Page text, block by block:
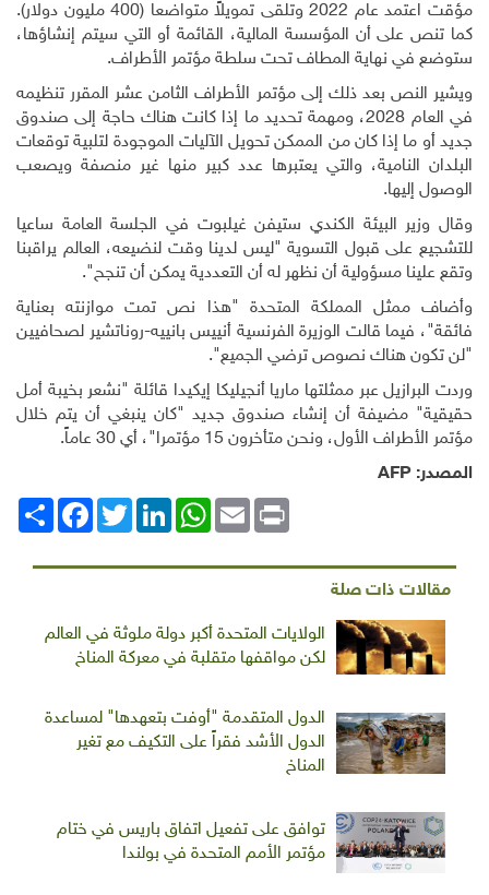
مؤقت اعتمد عام 2022 وتلقى تمويلاً متواضعا (400 مليون دولار).
كما تنص على أن المؤسسة المالية، القائمة أو التي سيتم إنشاؤها،
ستوضع في نهاية المطاف تحت سلطة مؤتمر الأطراف.
ويشير النص بعد ذلك إلى مؤتمر الأطراف الثامن عشر المقرر تنظيمه
في العام 2028، ومهمة تحديد ما إذا كانت هناك حاجة إلى صندوق
جديد أو ما إذا كان من الممكن تحويل الآليات الموجودة لتلبية توقعات
البلدان النامية، والتي يعتبرها عدد كبير منها غير منصفة ويصعب
الوصول إليها.
وقال وزير البيئة الكندي ستيفن غيلبوت في الجلسة العامة ساعيا
للتشجيع على قبول التسوية "ليس لدينا وقت لنضيعه، العالم يراقبنا
وتقع علينا مسؤولية أن نظهر له أن التعددية يمكن أن تنجح".
وأضاف ممثل المملكة المتحدة "هذا نص تمت موازنته بعناية
فائقة"، فيما قالت الوزيرة الفرنسية أنييس بانييه-روناتشير لصحافيين
"لن تكون هناك نصوص ترضي الجميع".
وردت البرازيل عبر ممثلتها ماريا أنجيليكا إيكيدا قائلة "نشعر بخيبة أمل
حقيقية" مضيفة أن إنشاء صندوق جديد "كان ينبغي أن يتم خلال
مؤتمر الأطراف الأول، ونحن متأخرون 15 مؤتمرا"، أي 30 عاماً
.
المصدر: AFP
انشر
FacebookTwitterLinkedIn
WhatsAppEmail Print
مقالات ذات صلة
الولايات المتحدة أكبر دولة ملوثة في العالم
لكن مواقفها متقلبة في معركة المناخ
الدول المتقدمة "أوفت بتعهدها" لمساعدة
الدول الأشد فقراً على التكيف مع تغير
المناخ
توافق على تفعيل اتفاق باريس في ختام
مؤتمر الأمم المتحدة في بولندا